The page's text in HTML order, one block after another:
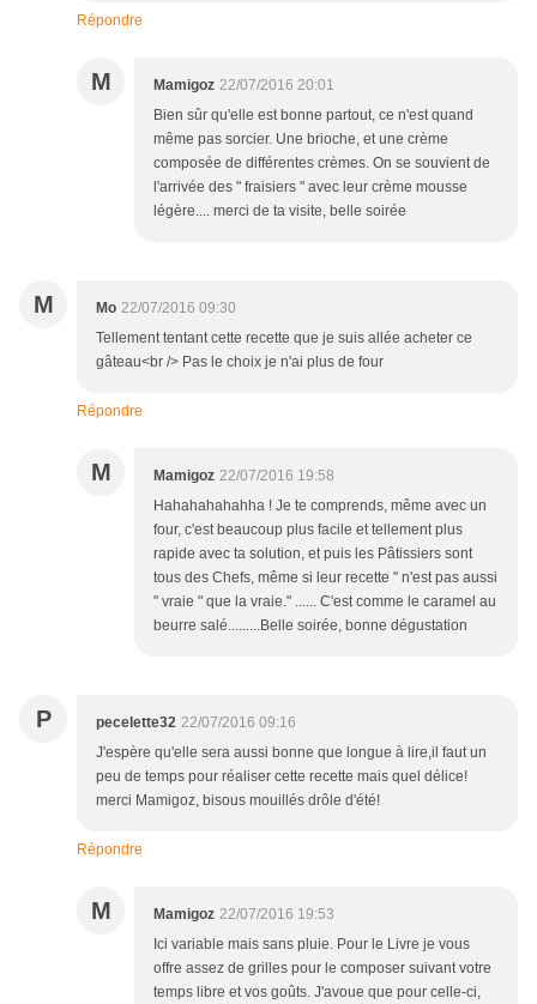
Répondre
M Mamigoz 22/07/2016 20:01
Bien sûr qu'elle est bonne partout, ce n'est quand
même pas sorcier. Une brioche, et une crème
composée de différentes crèmes. On se souvient de
l'arrivée des " fraisiers " avec leur crème mousse
légère.... merci de ta visite, belle soirée
M Mo 22/07/2016 09:30
Tellement tentant cette recette que je suis allée acheter ce
gâteau<br /> Pas le choix je n'ai plus de four
Répondre
M Mamigoz 22/07/2016 19:58
Hahahahahahha ! Je te comprends, même avec un
four, c'est beaucoup plus facile et tellement plus
rapide avec ta solution, et puis les Pâtissiers sont
tous des Chefs, même si leur recette " n'est pas aussi
" vraie " que la vraie." ...... C'est comme le caramel au
beurre salé.........Belle soirée, bonne dégustation
P pecelette32 22/07/2016 09:16
J'espère qu'elle sera aussi bonne que longue à lire,il faut un
peu de temps pour réaliser cette recette mais quel délice!
merci Mamigoz, bisous mouillés drôle d'été!
Répondre
M Mamigoz 22/07/2016 19:53
Ici variable mais sans pluie. Pour le Livre je vous
offre assez de grilles pour le composer suivant votre
temps libre et vos goûts. J'avoue que pour celle-ci,